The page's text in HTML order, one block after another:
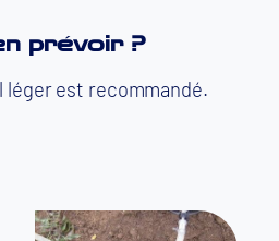
prévoir ?
est recommandé.